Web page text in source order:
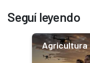
Seguí leyendo
Agricultura